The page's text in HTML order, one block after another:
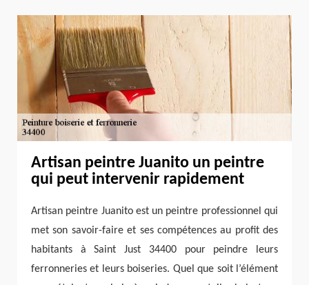
Artisan peintre Juanito un peintre
qui peut intervenir rapidement
Artisan peintre Juanito est un peintre professionnel qui
met son savoir-faire et ses compétences au profit des
habitants à Saint Just 34400 pour peindre leurs
ferronneries et leurs boiseries. Quel que soit l’élément